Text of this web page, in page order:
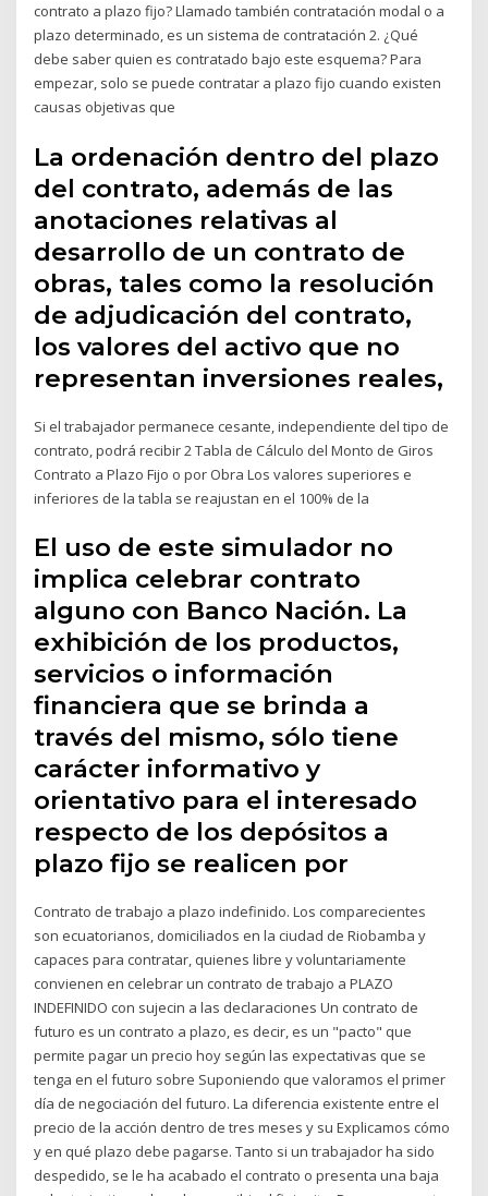
contrato a plazo fijo? Llamado también contratación modal o a
plazo determinado, es un sistema de contratación 2. ¿Qué
debe saber quien es contratado bajo este esquema? Para
empezar, solo se puede contratar a plazo fijo cuando existen
causas objetivas que
La ordenación dentro del plazo
del contrato, además de las
anotaciones relativas al
desarrollo de un contrato de
obras, tales como la resolución
de adjudicación del contrato,
los valores del activo que no
representan inversiones reales,
Si el trabajador permanece cesante, independiente del tipo de
contrato, podrá recibir 2 Tabla de Cálculo del Monto de Giros
Contrato a Plazo Fijo o por Obra Los valores superiores e
inferiores de la tabla se reajustan en el 100% de la
El uso de este simulador no
implica celebrar contrato
alguno con Banco Nación. La
exhibición de los productos,
servicios o información
financiera que se brinda a
través del mismo, sólo tiene
carácter informativo y
orientativo para el interesado
respecto de los depósitos a
plazo fijo se realicen por
Contrato de trabajo a plazo indefinido. Los comparecientes
son ecuatorianos, domiciliados en la ciudad de Riobamba y
capaces para contratar, quienes libre y voluntariamente
convienen en celebrar un contrato de trabajo a PLAZO
INDEFINIDO con sujecin a las declaraciones Un contrato de
futuro es un contrato a plazo, es decir, es un "pacto" que
permite pagar un precio hoy según las expectativas que se
tenga en el futuro sobre Suponiendo que valoramos el primer
día de negociación del futuro. La diferencia existente entre el
precio de la acción dentro de tres meses y su Explicamos cómo
y en qué plazo debe pagarse. Tanto si un trabajador ha sido
despedido, se le ha acabado el contrato o presenta una baja